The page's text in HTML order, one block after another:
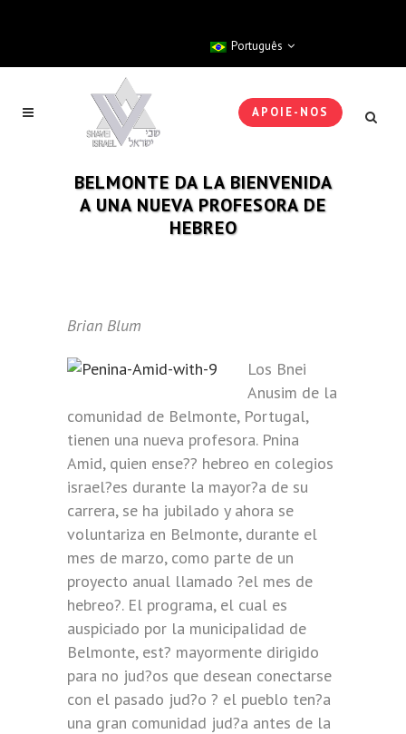
Português
APOIE-NOS
BELMONTE DA LA BIENVENIDA
A UNA NUEVA PROFESORA DE
HEBREO
Brian Blum
Los Bnei
Anusim de la
comunidad de Belmonte, Portugal,
tienen una nueva profesora. Pnina
Amid, quien ense?? hebreo en colegios
israel?es durante la mayor?a de su
carrera, se ha jubilado y ahora se
voluntariza en Belmonte, durante el
mes de marzo, como parte de un
proyecto anual llamado ?el mes de
hebreo?. El programa, el cual es
auspiciado por la municipalidad de
Belmonte, est? mayormente dirigido
para no jud?os que desean conectarse
con el pasado jud?o ? el pueblo ten?a
una gran comunidad jud?a antes de la